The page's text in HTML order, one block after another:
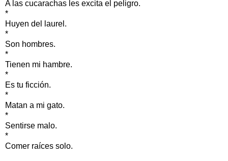
A las cucarachas les excita el peligro.
*
Huyen del laurel.
*
Son hombres.
*
Tienen mi hambre.
*
Es tu ficción.
*
Matan a mi gato.
*
Sentirse malo.
*
Comer raíces solo.